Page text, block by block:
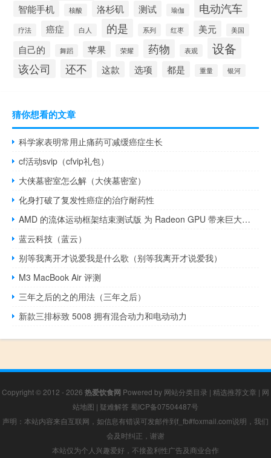
智能手机
核酸 洛杉矶 测试 瑜伽 电动汽车
疗法 癌症 白人 的是 系列 红枣 美元 美国
自己的 舞蹈 苹果 荣耀 药物 表观 设备
该公司 还不 这款 选项 都是 重量 银河
猜你想看的文章
科学家表明常用止痛药可减缓癌症生长
cf活动svip（cfvip礼包）
大侠墓密室怎么解（大侠墓密室）
化身打破了复发性癌症的治疗耐药性
AMD 的流体运动框架结束测试版 为 Radeon GPU 带来巨大的性能提升
蓝云科技（蓝云）
别等我离开才说爱我是什么歌（别等我离开才说爱我）
M3 MacBook Air 评测
三年之后的之的用法（三年之后）
新款三排标致 5008 拥有混合动力和电动动力
Copyright © 2012 - 2026 热爱饮食网 Powered by 网站分类目录 | 精选推荐文章 | 网
站地图 | 疑难解答 蜀ICP备07504487号
声明：本站内容来自互联网，如信息有错误可发邮件到f_fb#foxmail.com说明，我们
会及时纠正，谢谢
本站仅为个人兴趣爱好，不接盈利性广告及商业合作